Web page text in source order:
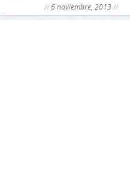
6 noviembre, 2013